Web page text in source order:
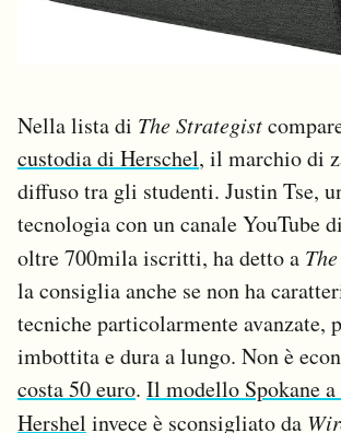
Nella lista di The Strategist
custodia di Herschel, il marchio di
diffuso tra gli studenti. Justin Tse,
tecnologia con un canale YouTube
oltre 700mila iscritti, ha detto a
la consiglia anche se non ha
tecniche particolarmente avanzate,
imbottita e dura a lungo. Non è
costa 50 euro. Il modello Spokane a
Hershel invece è sconsigliato da